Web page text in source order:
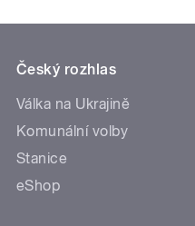
Český rozhlas
Válka na Ukrajině
Komunální volby
Stanice
eShop